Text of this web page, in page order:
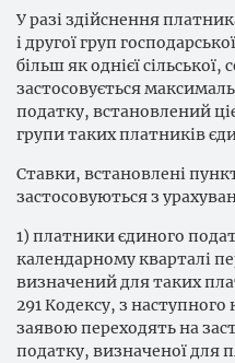
У разі здійснення
і другої груп
більш як однієї
застосовується
податку, встановлений
групи таких платників
Ставки, встановлені
застосовуються з
1) платники єдиного
календарному кварталі
визначений для таких
291 Кодексу, з
заявою переходять на
податку, визначеної для